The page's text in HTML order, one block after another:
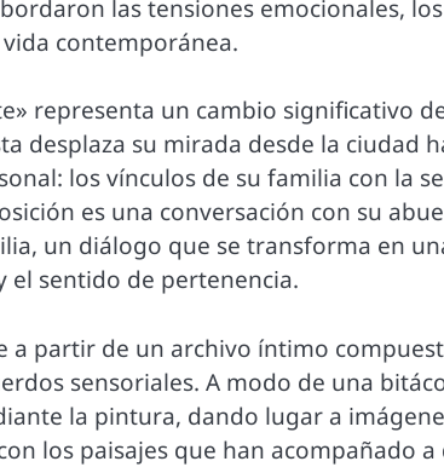
las tensiones emocionales,
contemporánea.
representa un cambio significativo
desplaza su mirada desde la ciudad
los vínculos de su familia con la
es una conversación con su
un diálogo que se transforma en
el sentido de pertenencia.
a partir de un archivo íntimo
sensoriales. A modo de una
la pintura, dando lugar a
los paisajes que han acompañado